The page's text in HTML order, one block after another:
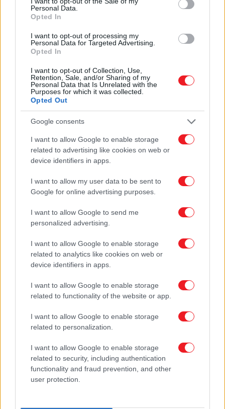
Personal Data.
Opted In
I want to opt-out of processing my
Personal Data for Targeted Advertising.
Opted In
I want to opt-out of Collection, Use,
Retention, Sale, and/or Sharing of my
Personal Data that Is Unrelated with the
Purposes for which it was collected.
Opted Out
Google consents
I want to allow Google to enable storage
related to advertising like cookies on web or
device identifiers in apps.
I want to allow my user data to be sent to
Google for online advertising purposes.
I want to allow Google to send me
personalized advertising.
I want to allow Google to enable storage
related to analytics like cookies on web or
device identifiers in apps.
I want to allow Google to enable storage
related to functionality of the website or app.
I want to allow Google to enable storage
related to personalization.
I want to allow Google to enable storage
related to security, including authentication
functionality and fraud prevention, and other
user protection.
Γωνίες - Στηρίγματα
Κλειδοθήκες
Ενδείξεις - Διακοσμητικά
Διακοσμητικά
Πόδια Επίπλων
ΝΕΑ ΠΡΟΪΟΝΤΑ
ΠΡΟΣΦΟΡΕΣ
ΓΙΝΕ ΣΥΝΕΡΓΑΤΗΣ
ΕΠΙΚΟΙΝΩΝΙΑ
Αρχική
ΠΡΟΪΟΝΤΑ
Διάφορα Αξεσουάρ Σπιτιού
ΔΙΑΦΟΡΑ ΑΞΕΣΟΥΑΡ
ΣΠΙΤΙΟΥ
Περιγραφή Κατηγορίας
Γραμματοκιβώτια